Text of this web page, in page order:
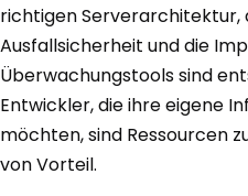
richtigen Serverarchitektur,
Ausfallsicherheit und die
Überwachungstools sind
Entwickler, die ihre eigene
möchten, sind Ressourcen
von Vorteil.